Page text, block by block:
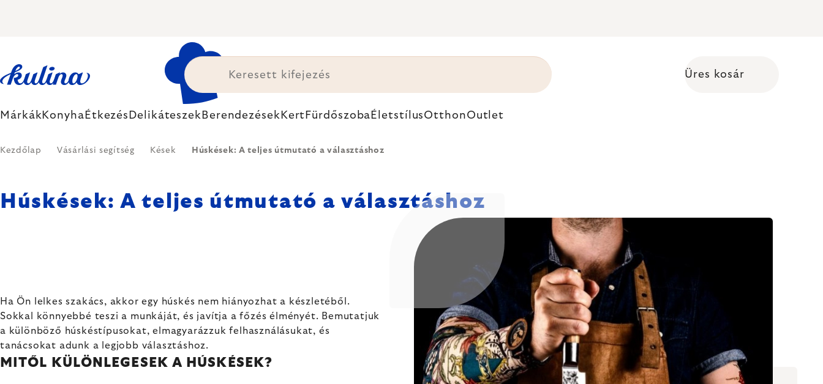
Üres kosár
MárkákKonyha Étkezés Delikáteszek Berendezések Kert Fürdőszoba ÉletstílusOtthonOutlet
Kezdőlap Vásárlási segítség Kések Húskések: A teljes útmutató a választáshoz
Húskések: A teljes útmutató a választáshoz
Ha Ön lelkes szakács, akkor egy húskés nem hiányozhat a készletéből.
Sokkal könnyebbé teszi a munkáját, és javítja a főzés élményét. Bemutatjuk
a különböző húskéstípusokat, elmagyarázzuk felhasználásukat, és
tanácsokat adunk a legjobb választáshoz.
MITŐL KÜLÖNLEGESEK A HÚSKÉSEK?